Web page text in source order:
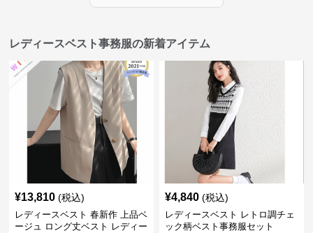
レディースベスト事務服の新着アイテム
¥13,810 (税込)
レディースベスト 春新作 上品ベ
ージュ ロング丈ベスト レディー
¥4,840 (税込)
レディースベスト レトロ調チェ
ック柄ベスト事務服セット